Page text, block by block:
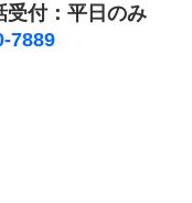
受付：平日のみ
7889